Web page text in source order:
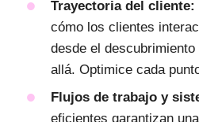
Trayectoria del cliente:
cómo los clientes
desde el
allá. Optimice cada
Flujos de trabajo y
eficientes garantizan